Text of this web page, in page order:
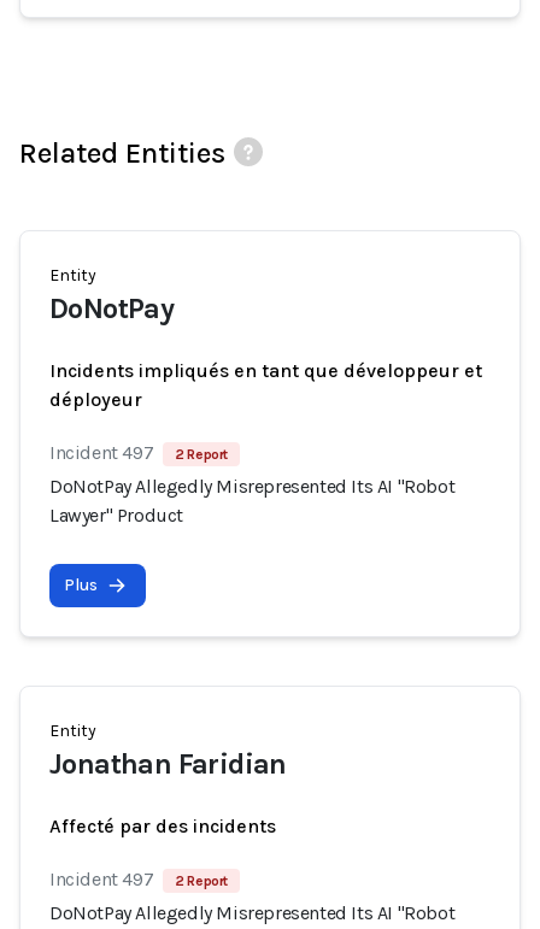
Related Entities
Entity
DoNotPay
Incidents impliqués en tant que développeur et
déployeur
Incident 497 2 Report
DoNotPay Allegedly Misrepresented Its AI "Robot
Lawyer" Product
Plus
Entity
Jonathan Faridian
Affecté par des incidents
Incident 497 2 Report
DoNotPay Allegedly Misrepresented Its AI "Robot